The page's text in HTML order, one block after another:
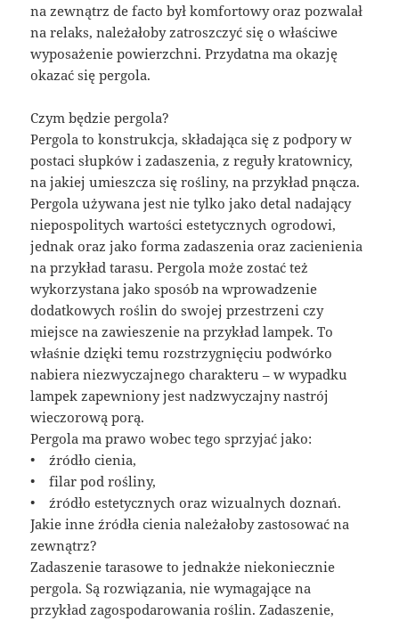
na zewnątrz de facto był komfortowy oraz pozwalał
na relaks, należałoby zatroszczyć się o właściwe
wyposażenie powierzchni. Przydatna ma okazję
okazać się pergola.
Czym będzie pergola?
Pergola to konstrukcja, składająca się z podpory w
postaci słupków i zadaszenia, z reguły kratownicy,
na jakiej umieszcza się rośliny, na przykład pnącza.
Pergola używana jest nie tylko jako detal nadający
niepospolitych wartości estetycznych ogrodowi,
jednak oraz jako forma zadaszenia oraz zacienienia
na przykład tarasu. Pergola może zostać też
wykorzystana jako sposób na wprowadzenie
dodatkowych roślin do swojej przestrzeni czy
miejsce na zawieszenie na przykład lampek. To
właśnie dzięki temu rozstrzygnięciu podwórko
nabiera niezwyczajnego charakteru – w wypadku
lampek zapewniony jest nadzwyczajny nastrój
wieczorową porą.
Pergola ma prawo wobec tego sprzyjać jako:
• źródło cienia,
• filar pod rośliny,
• źródło estetycznych oraz wizualnych doznań.
Jakie inne źródła cienia należałoby zastosować na
zewnątrz?
Zadaszenie tarasowe to jednakże niekoniecznie
pergola. Są rozwiązania, nie wymagające na
przykład zagospodarowania roślin. Zadaszenie,